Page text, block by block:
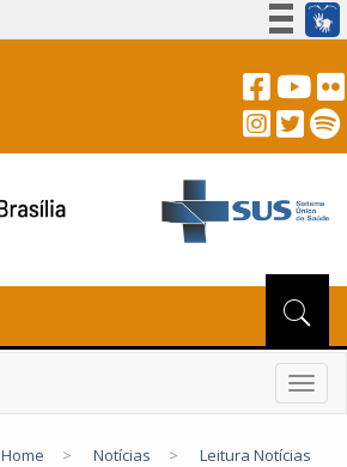
Acesso à informação
Canais
Home > Notícias > Leitura Notícias